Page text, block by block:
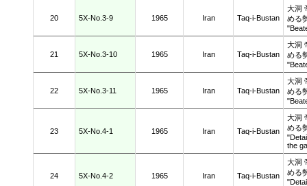
20 5X-No.3-9 1965 Iran Taq-i-Bustan
大洞
める
21 5X-No.3-10 1965 Iran Taq-i-Bustan
大洞
める
22 5X-No.3-11 1965 Iran Taq-i-Bustan
大洞
める
23 5X-No.4-1 1965 Iran Taq-i-Bustan
大洞
める
the
24 5X-No.4-2 1965 Iran Taq-i-Bustan
大洞
める